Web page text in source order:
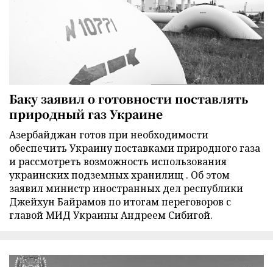
Баку заявил о готовности поставлять
природный газ Украине
Азербайджан готов при необходимости
обеспечить Украину поставками природного газа
и рассмотреть возможность использования
украинских подземных хранилищ . Об этом
заявил министр иностранных дел республики
Джейхун Байрамов по итогам переговоров с
главой МИД Украины Андреем Сибигой.